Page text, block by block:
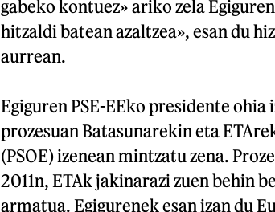
gabeko kontuez» ariko zela
hitzaldi batean azaltzea», esan du
aurrean.
Egiguren PSE-EEko presidente
prozesuan Batasunarekin eta
(PSOE) izenean mintzatu zena.
2011n, ETAk jakinarazi zuen behin
armatua. Egigurenek esan izan du